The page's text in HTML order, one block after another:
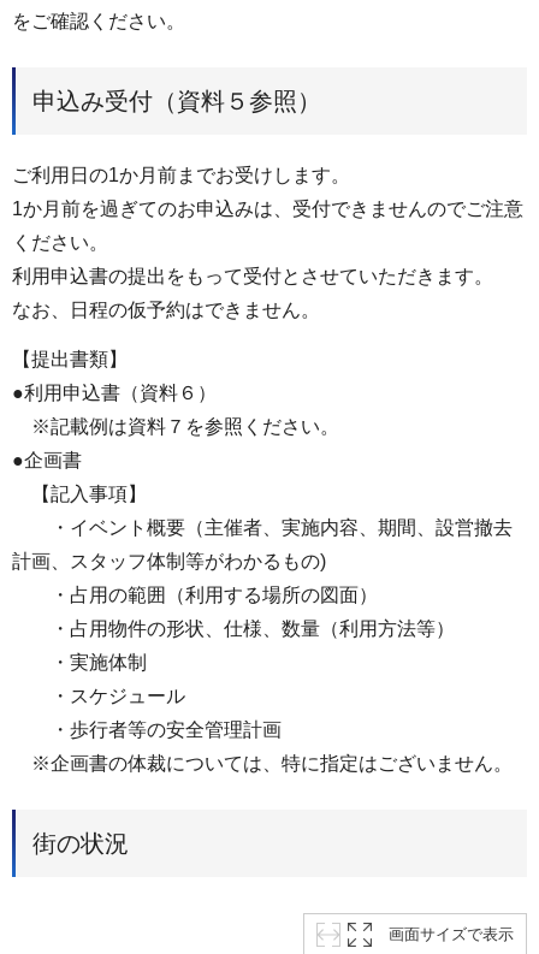
をご確認ください。
申込み受付（資料５参照）
ご利用日の1か月前までお受けします。
1か月前を過ぎてのお申込みは、受付できませんのでご注意
ください。
利用申込書の提出をもって受付とさせていただきます。
なお、日程の仮予約はできません。
【提出書類】
●利用申込書（資料６）
※記載例は資料７を参照ください。
●企画書
【記入事項】
・イベント概要（主催者、実施内容、期間、設営撤去
計画、スタッフ体制等がわかるもの)
・占用の範囲（利用する場所の図面）
・占用物件の形状、仕様、数量（利用方法等）
・実施体制
・スケジュール
・歩行者等の安全管理計画
※企画書の体裁については、特に指定はございません。
街の状況
画面サイズで表示